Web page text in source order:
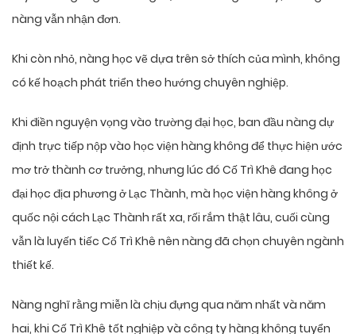
nàng vẫn nhận đơn.
Khi còn nhỏ, nàng học vẽ dựa trên sở thích của mình, không
có kế hoạch phát triển theo hướng chuyên nghiệp.
Khi điền nguyện vọng vào trường đại học, ban đầu nàng dự
định trực tiếp nộp vào học viện hàng không để thực hiện ước
mơ trở thành cơ trưởng, nhưng lúc đó Cố Trì Khê đang học
đại học địa phương ở Lạc Thành, mà học viện hàng không ở
quốc nội cách Lạc Thành rất xa, rối rắm thật lâu, cuối cùng
vẫn là luyến tiếc Cố Trì Khê nên nàng đã chọn chuyên ngành
thiết kế.
Nàng nghĩ rằng miễn là chịu đựng qua năm nhất và năm
hai, khi Cố Trì Khê tốt nghiệp và công ty hàng không tuyển